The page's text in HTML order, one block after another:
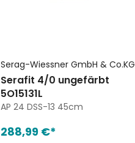
Serag-Wiessner GmbH & Co.KG
Serafit 4/0 ungefärbt
5O15131L
AP 24 DSS-13 45cm
288,99 €*